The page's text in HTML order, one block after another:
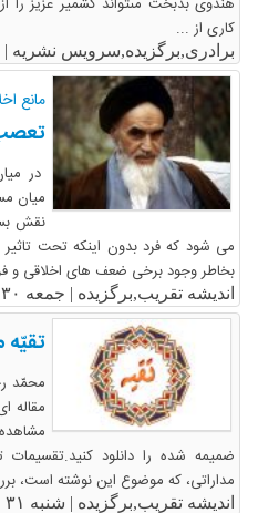
کارى از ...
برادری,برگزیده,سرویس نشریه |
مانع
در
میان
نقش
می شود که فرد بدون اینکه تحت
بخاطر وجود برخی ضعف های اخلاقی و
اندیشه تقریب,برگزیده | جمعه ۳۰ آبان ۱۳۹۳
محمّد
مقاله
ضمیمه شده را دانلود
مداراتی، که موضوع این نوشته است،
اندیشه تقریب,برگزیده | شنبه ۳۱ خرداد ۱۳۹۳